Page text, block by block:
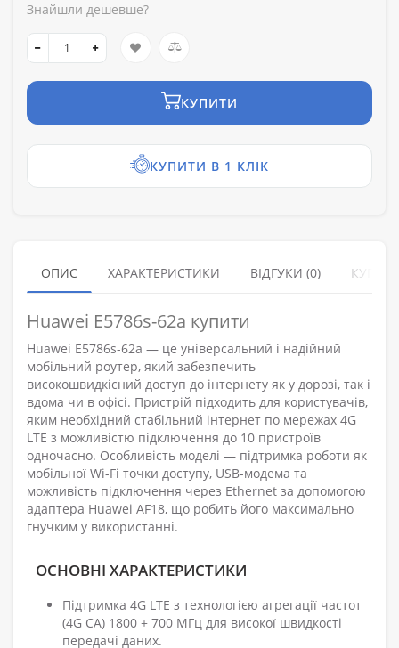
Знайшли дешевше?
КУПИТИ
КУПИТИ В 1 КЛІК
ОПИС ХАРАКТЕРИСТИКИ ВІДГУКИ (0)
Huawei E5786s-62a купити
Huawei E5786s-62a — це універсальний і надійний
мобільний роутер, який забезпечить
високошвидкісний доступ до інтернету як у дорозі, так і
вдома чи в офісі. Пристрій підходить для користувачів,
яким необхідний стабільний інтернет по мережах 4G
LTE з можливістю підключення до 10 пристроїв
одночасно. Особливість моделі — підтримка роботи як
мобільної Wi-Fi точки доступу, USB-модема та
можливість підключення через Ethernet за допомогою
адаптера Huawei AF18, що робить його максимально
гнучким у використанні.
ОСНОВНІ ХАРАКТЕРИСТИКИ
Підтримка 4G LTE з технологією агрегації частот
(4G CA) 1800 + 700 МГц для високої швидкості
передачі даних.